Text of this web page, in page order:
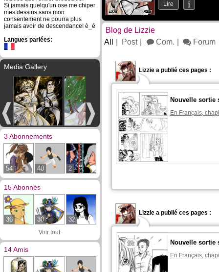
Si jamais quelqu'un ose me chiper
mes dessins sans mon
consentement ne pourra plus
jamais avoir de descendance! è_é
Langues parlées:
Media Gallery
3 Abonnements
54 40 2
15 Abonnés
36 30 32
Voir tout
14 Amis
Lire
Blog de Lizzie
All
Post Com. Forum
Lizzie a publié ces pages :
Nouvelle sortie
En Français,
Lizzie a publié ces pages :
Nouvelle sortie
En Français,